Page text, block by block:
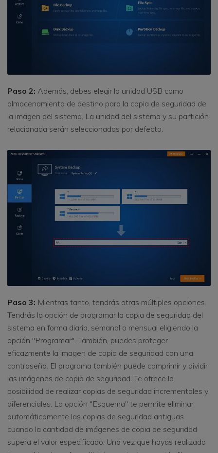
Paso 2: Además, debes elegir la unidad USB como
almacenamiento de destino para la copia de seguridad de
la imagen del sistema. La unidad del sistema y su partición
relacionada serán seleccionadas por defecto.
Paso 3: Mientras tanto, tendrás otras múltiples opciones.
Tendrás la opción de programar la copia de seguridad del
sistema en forma diaria, semanal o mensual eligiendo la
opción "Programar". También, puedes proteger
eficazmente la imagen de copia de seguridad con una
contraseña. El programa también puede comprimir y dividir
las imágenes de copia de seguridad. Te ofrece la
posibilidad de realizar copias de seguridad incrementales y
diferenciales. La opción "Esquema" te permite eliminar
automáticamente las copias de seguridad antiguas
cuando la cantidad de imágenes de copia de seguridad
supera el valor especificado. Una vez que hayas realizado